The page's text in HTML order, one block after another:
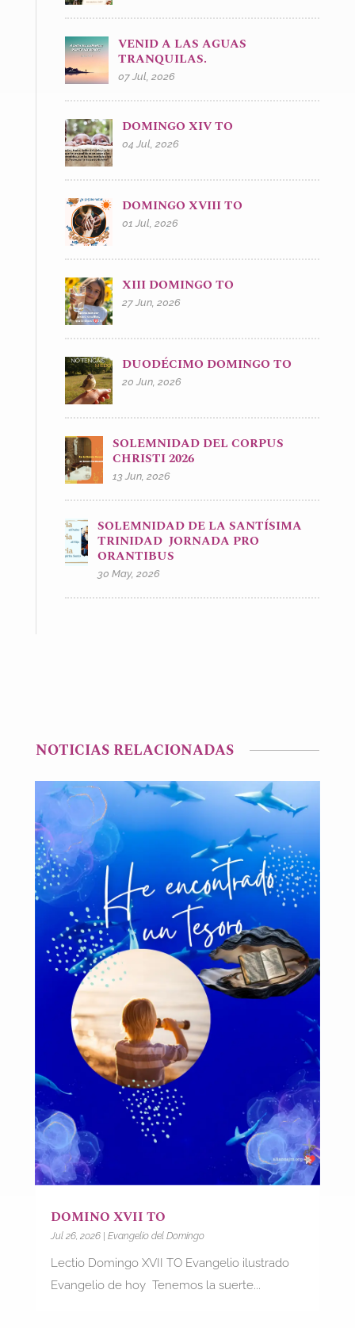
VENID A LAS AGUAS
TRANQUILAS.
07 Jul, 2026
DOMINGO XIV TO
04 Jul, 2026
DOMINGO XVIII TO
01 Jul, 2026
XIII DOMINGO TO
27 Jun, 2026
DUODÉCIMO DOMINGO TO
20 Jun, 2026
SOLEMNIDAD DEL CORPUS
CHRISTI 2026
13 Jun, 2026
SOLEMNIDAD DE LA SANTÍSIMA
TRINIDAD JORNADA PRO
ORANTIBUS
30 May, 2026
NOTICIAS RELACIONADAS
DOMINO XVII TO
Jul 26, 2026| Evangelio del Domingo
Lectio Domingo XVII TO Evangelio ilustrado
Evangelio de hoy Tenemos la suerte...